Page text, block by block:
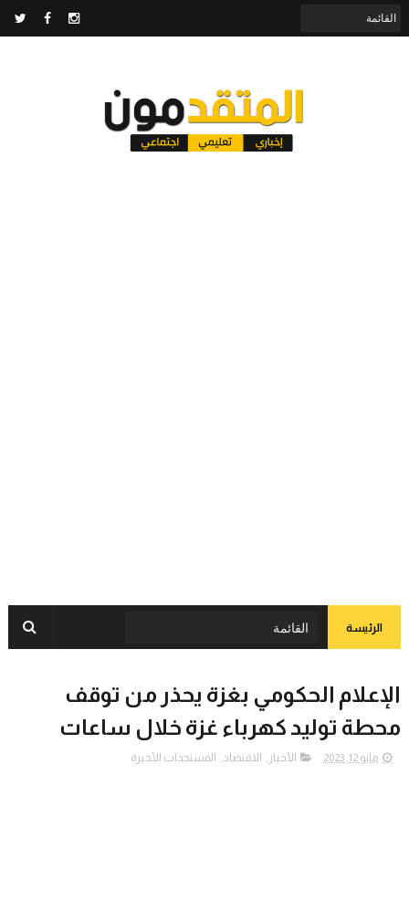
الرئيسة
الإعلام الحكومي بغزة يحذر من توقف
محطة توليد كهرباء غزة خلال ساعات
مايو 12, 2023 الأخبار , الاقتصاد, المستجدات الأخيرة